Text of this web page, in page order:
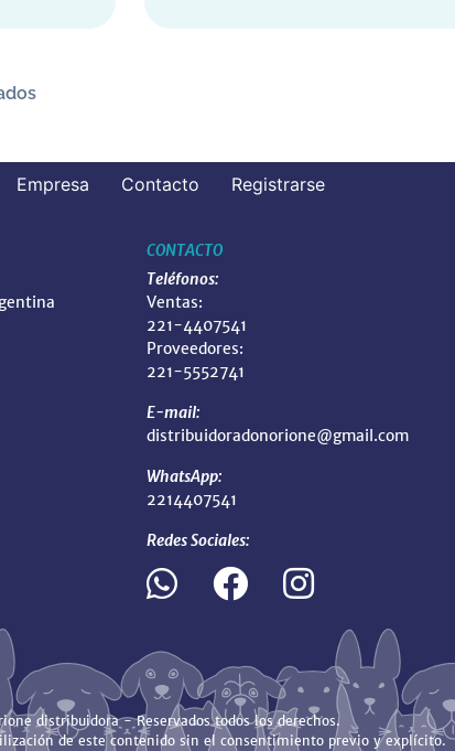
Empresa Contacto Registrarse
CONTACTO
Teléfonos:
Ventas:
221-4407541
Proveedores:
221-5552741
E-mail:
distribuidoradonorione@gmail.com
WhatsApp:
2214407541
Redes Sociales:
distribuidora - Reservados todos los derechos.
de este contenido sin el consentimiento previo y explícito.